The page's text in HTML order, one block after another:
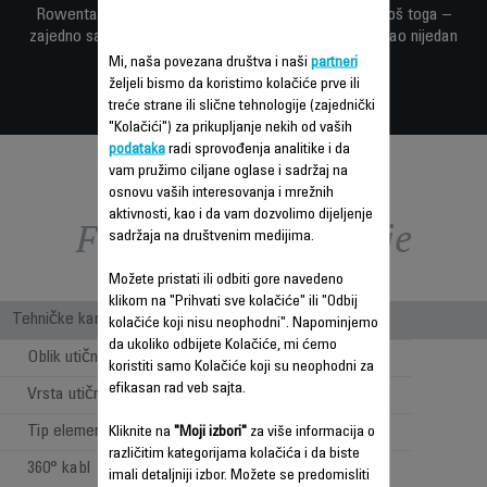
Rowenta tehnologija – podešavanje za negu kose i još toga –
zajedno sa poboljšanim karakteristikama, za stajler kao nijedan
drugi.
Funkcije – poređenje
Tehničke karakteristike
Oblik utičnice Ravna
Vrsta utičnice
Tip elementa za zagrevanje Aluminijum
360° kabl
Mi, naša povezana društva i naši partneri
željeli bismo da koristimo kolačiće prve ili
treće strane ili slične tehnologije (zajednički
"Kolačići") za prikupljanje nekih od vaših
podatakaradi sprovođenja analitike i da
vam pružimo ciljane oglase i sadržaj na
osnovu vaših interesovanja i mrežnih
aktivnosti, kao i da vam dozvolimo dijeljenje
sadržaja na društvenim medijima.
Možete pristati ili odbiti gore navedeno
klikom na "Prihvati sve kolačiće" ili "Odbij
kolačiće koji nisu neophodni". Napominjemo
da ukoliko odbijete Kolačiće, mi ćemo
koristiti samo Kolačiće koji su neophodni za
efikasan rad veb sajta.
Kliknite na "Moji izbori"za više informacija o
različitim kategorijama kolačića i da biste
imali detaljniji izbor. Možete se predomisliti